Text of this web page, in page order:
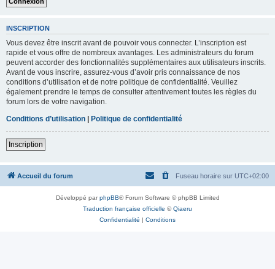
INSCRIPTION
Vous devez être inscrit avant de pouvoir vous connecter. L’inscription est
rapide et vous offre de nombreux avantages. Les administrateurs du forum
peuvent accorder des fonctionnalités supplémentaires aux utilisateurs inscrits.
Avant de vous inscrire, assurez-vous d’avoir pris connaissance de nos
conditions d’utilisation et de notre politique de confidentialité. Veuillez
également prendre le temps de consulter attentivement toutes les règles du
forum lors de votre navigation.
Conditions d’utilisation | Politique de confidentialité
Inscription
Accueil du forum Fuseau horaire sur UTC+02:00
Développé parphpBB® Forum Software © phpBB Limited
Traduction française officielle ©Qiaeru
Confidentialité | Conditions